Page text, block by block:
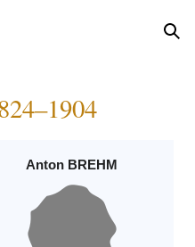
Anton BREHM